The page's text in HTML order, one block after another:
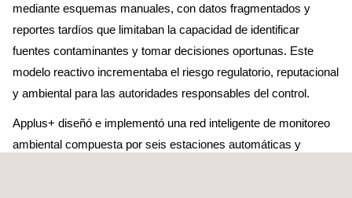
mediante esquemas manuales, con datos fragmentados y
reportes tardíos que limitaban la capacidad de identificar
fuentes contaminantes y tomar decisiones oportunas. Este
modelo reactivo incrementaba el riesgo regulatorio, reputacional
y ambiental para las autoridades responsables del control.
Applus+ diseñó e implementó una red inteligente de monitoreo
ambiental compuesta por seis estaciones automáticas y